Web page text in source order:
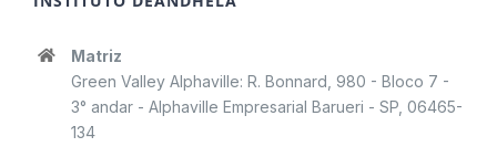
Matriz
Green Valley Alphaville: R. Bonnard, 980 - Bloco 7 -
3° andar - Alphaville Empresarial Barueri - SP, 06465-
134